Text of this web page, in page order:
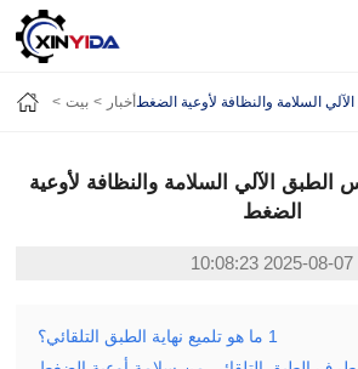
بيت أخبارالسلامة والنظافة لأوعية الضغط
الطبق الآلي السلامة والنظافة لأوعية
الضغط
2025-08-07 10:08:23
1 ما هو تلميع نهاية الطبق التلقائي؟